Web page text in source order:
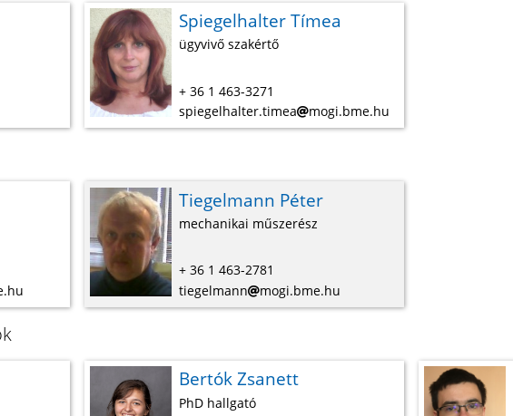
Spiegelhalter Tímea
ügyvivő szakértő
+ 36 1 463-3271
spiegelhalter.timea
mogi.bme.hu
Tiegelmann Péter
mechanikai műszerész
+ 36 1 463-2781
tiegelmann
mogi.bme.hu
Bertók Zsanett
PhD hallgató